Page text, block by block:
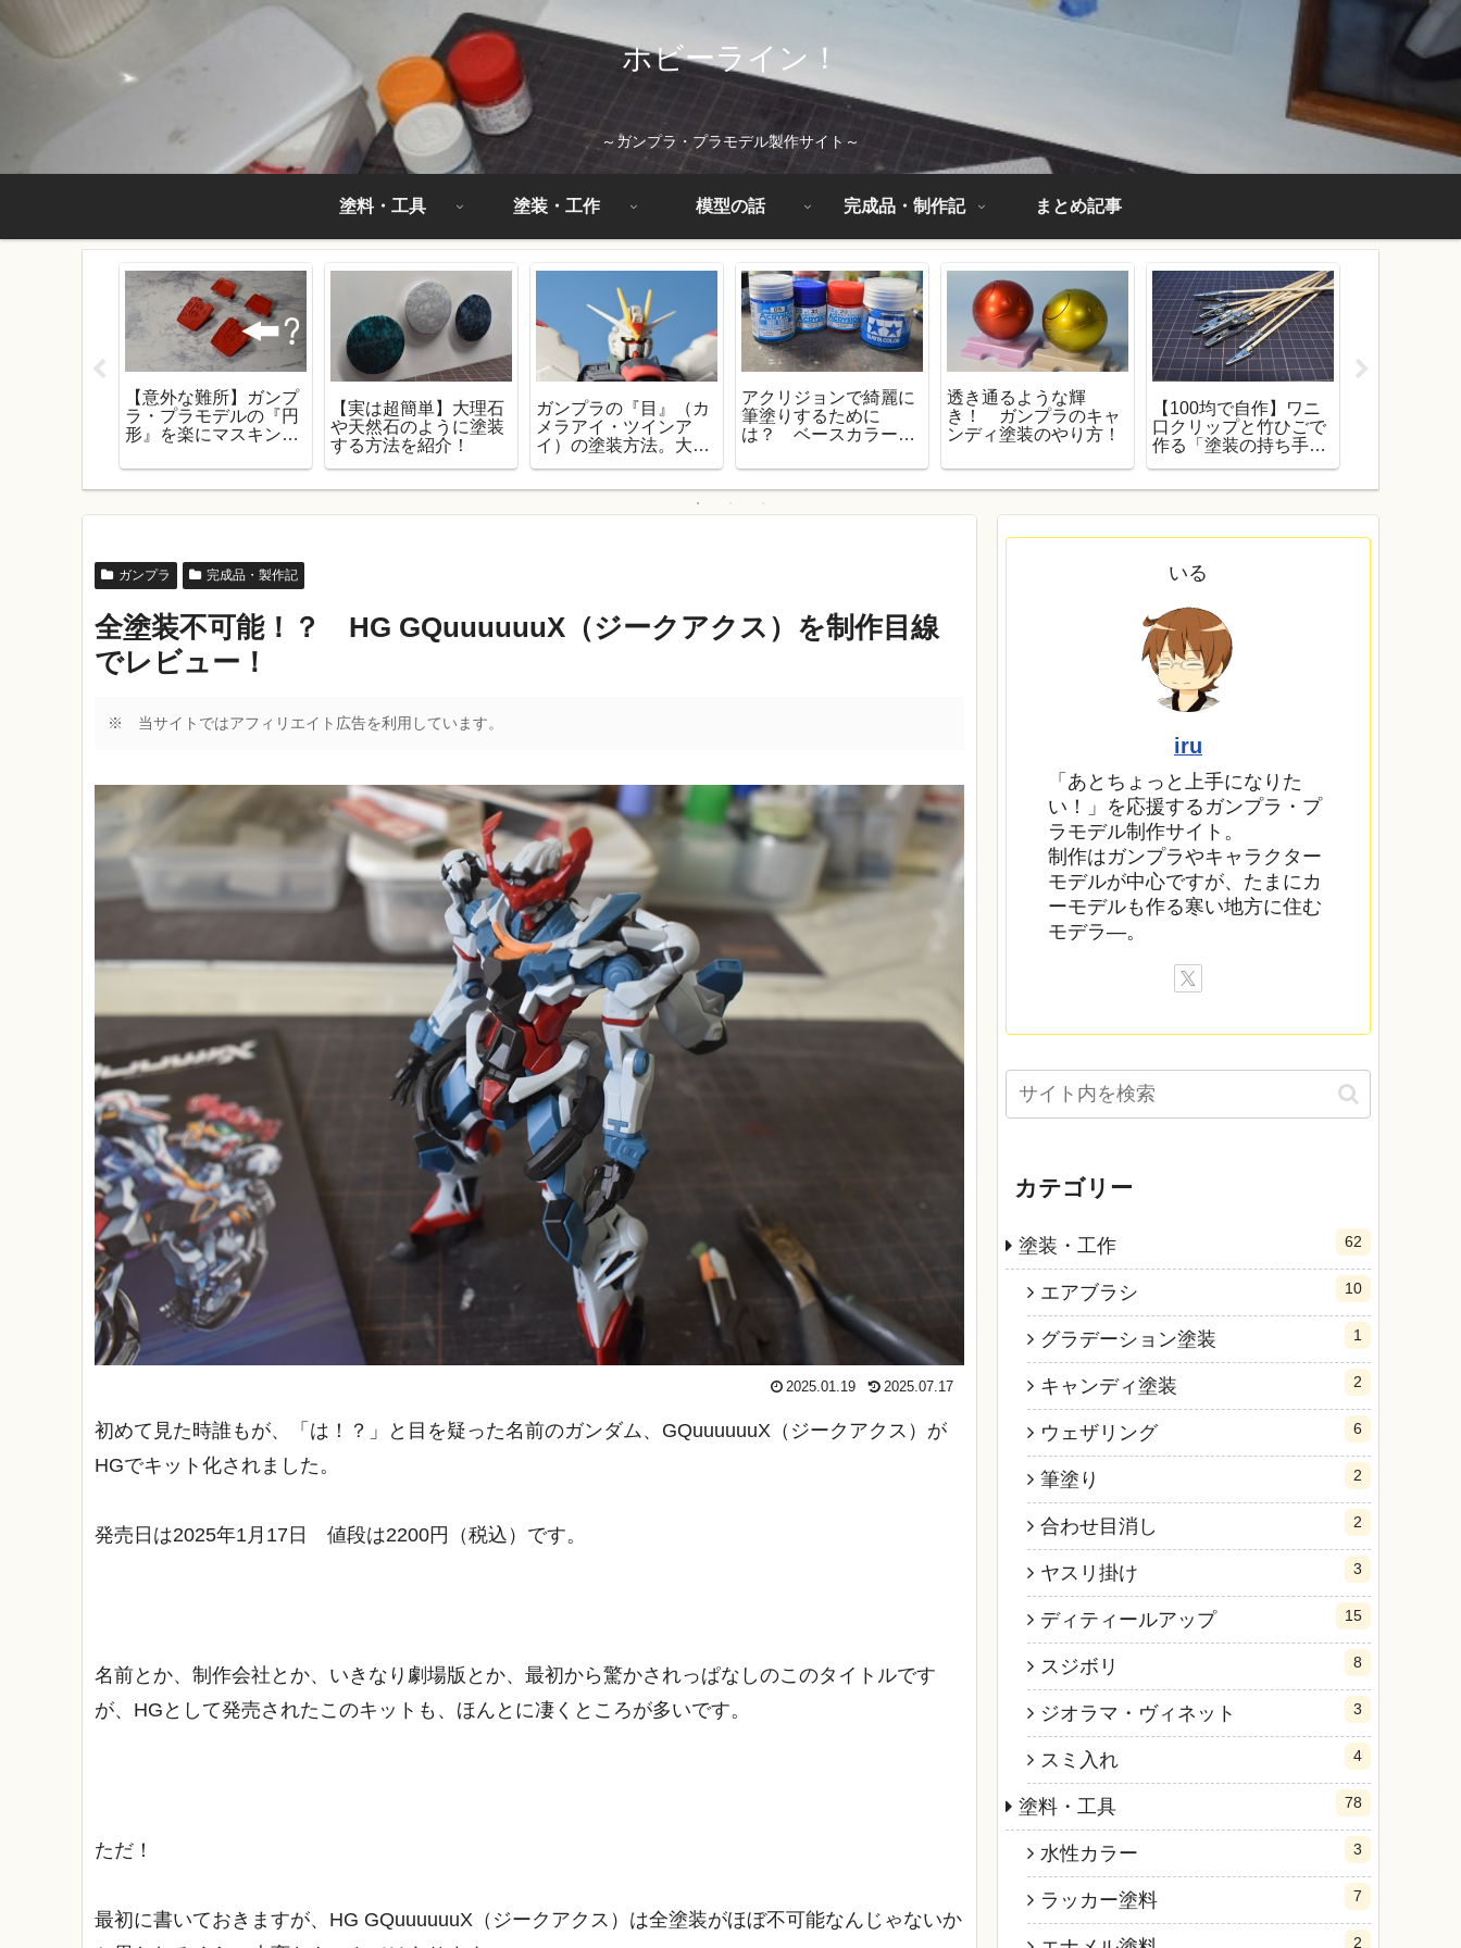
ホビーライン！
～ガンプラ・プラモデル製作サイト～
塗料・工具 塗装・工作 模型の話 完成品・制作記 まとめ記事
【意外な難所】ガンプ
ラ・プラモデルの『円
形』を楽にマスキング
【実は超簡単】大理石
や天然石のように塗装
する方法を紹介！
ガンプラの『目』（カ
メラアイ・ツインア
イ）の塗装方法。大事
アクリジョンで綺麗に
筆塗りするために
は？ ベースカラーを
透き通るような輝
き！ ガンプラのキャ
ンディ塗装のやり方！
【100均で自作】ワニ
口クリップと竹ひごで
作る「塗装の持ち手
ガンプラ 完成品・製作記
全塗装不可能！？ HG GQuuuuuuX（ジークアクス）を制作目線
でレビュー！
※ 当サイトではアフィリエイト広告を利用しています。
2025.01.19 2025.07.17
初めて見た時誰もが、「は！？」と目を疑った名前のガンダム、GQuuuuuuX（ジークアクス）が
HGでキット化されました。
発売日は2025年1月17日 値段は2200円（税込）です。
名前とか、制作会社とか、いきなり劇場版とか、最初から驚かされっぱなしのこのタイトルです
が、HGとして発売されたこのキットも、ほんとに凄くところが多いです。
ただ！
最初に書いておきますが、HG GQuuuuuuX（ジークアクス）は全塗装がほぼ不可能なんじゃないか
いる
iru
「あとちょっと上手になりた
い！」を応援するガンプラ・プ
ラモデル制作サイト。
制作はガンプラやキャラクター
モデルが中心ですが、たまにカ
ーモデルも作る寒い地方に住む
モデラ―。
カテゴリー
塗装・工作 62
エアブラシ 10
グラデーション塗装 1
キャンディ塗装 2
ウェザリング 6
筆塗り 2
合わせ目消し 2
ヤスリ掛け 3
ディティールアップ 15
スジボリ 8
ジオラマ・ヴィネット 3
スミ入れ 4
塗料・工具 78
水性カラー 3
ラッカー塗料 7
2